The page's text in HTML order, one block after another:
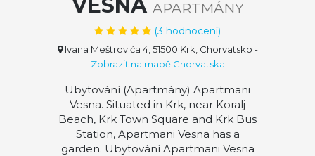
VESNA APARTMÁNY
(3 hodnocení)
Ivana Meštrovića 4, 51500 Krk, Chorvatsko -
Zobrazit na mapě Chorvatska
Ubytování (Apartmány) Apartmani
Vesna. Situated in Krk, near Koralj
Beach, Krk Town Square and Krk Bus
Station, Apartmani Vesna has a
garden. Ubytování Apartmani Vesna